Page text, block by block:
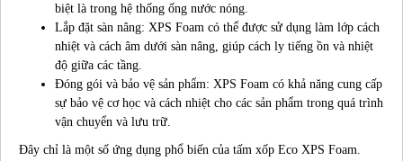
biệt là trong hệ thống ống nước nóng.
Lắp đặt sàn nâng: XPS Foam có thể được sử dụng làm lớp cách
nhiệt và cách âm dưới sàn nâng, giúp cách ly tiếng ồn và nhiệt
độ giữa các tầng.
Đóng gói và bảo vệ sản phẩm: XPS Foam có khả năng cung cấp
sự bảo vệ cơ học và cách nhiệt cho các sản phẩm trong quá trình
vận chuyển và lưu trữ.
Đây chỉ là một số ứng dụng phổ biến của tấm xốp Eco XPS Foam.